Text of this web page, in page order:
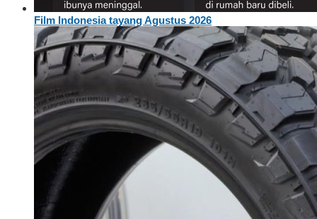
Film Indonesia tayang Agustus 2026